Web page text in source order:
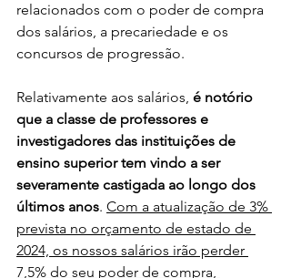
relacionados com o poder de compra
dos salários, a precariedade e os
concursos de progressão.
Relativamente aos salários, é notório
que a classe de professores e
investigadores das instituições de
ensino superior tem vindo a ser
severamente castigada ao longo dos
últimos anos. Com a atualização de 3%
prevista no orçamento de estado de
2024, os nossos salários irão perder
7,5% do seu poder de compra,